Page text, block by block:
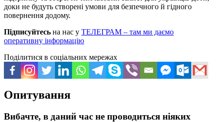
доки не будуть створені умови для безпечного й гідного
повернення додому.
Підписуйтесь на нас у ТЕЛЕГРАМ – там ми даємо
оперативну інформацію
Поділитися в соціальних мережах
Опитування
Вибачте, в даний час не проводиться ніяких